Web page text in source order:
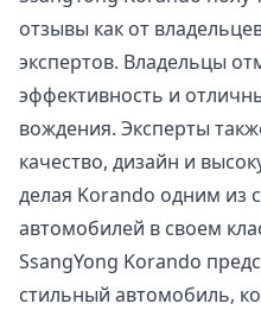
отзывы как от
экспертов. Владельцы
эффективность и
вождения. Эксперты
качество, дизайн и
делая Korando одним из
автомобилей в своем
SsangYong Korando
стильный автомобиль,